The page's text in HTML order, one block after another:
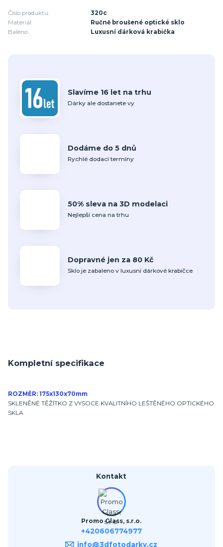
Číslo produktu:
320c
Materiál:
Ručně broušené optické sklo
Baleno:
Luxusní dárková krabička
Slavíme 16 let na trhu
Dárky ale dostanete vy
Dodáme do 5 dnů
Rychlé dodací termíny
50% sleva na 3D modelaci
Nejlepší cena na trhu
Dopravné jen za 80 Kč
Sklo je zabaleno v luxusní dárkové krabičce
Kompletní specifikace
ROZMĚR: 175x130x70mm
SKLENĚNÉ TĚŽÍTKO Z VYSOCE KVALITNÍHO LEŠTĚNÉHO OPTICKÉHO
SKLA
Kontakt
Promo Glass, s.r.o.
+420606774977
info@3dfotodarky.cz